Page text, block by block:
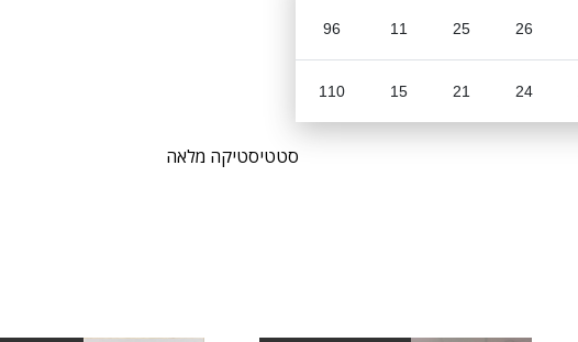
26
25
11
96
24
21
15
110
סטטיסטיקה מלאה